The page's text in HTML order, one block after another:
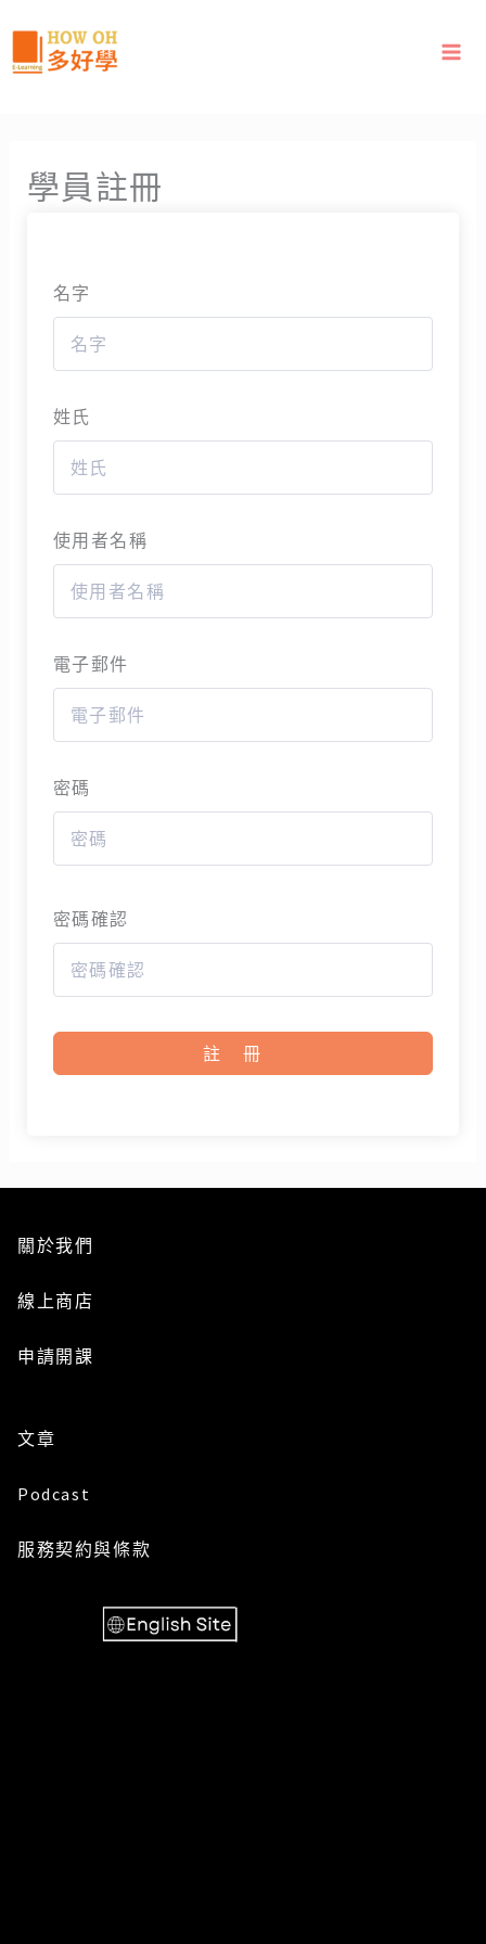
至
要
學員註冊
名字
姓氏
使用者名稱
電子郵件
密碼
密碼確認
註冊
關於我們
線上商店
申請開課
文章
Podcast
服務契約與條款